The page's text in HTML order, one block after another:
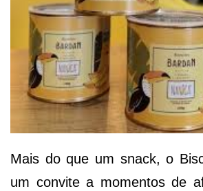
Mais do que um snack, o
um convite a momentos de